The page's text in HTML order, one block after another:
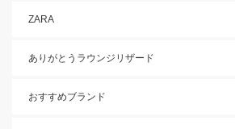
ZARA
ありがとうラウンジリザード
おすすめブランド